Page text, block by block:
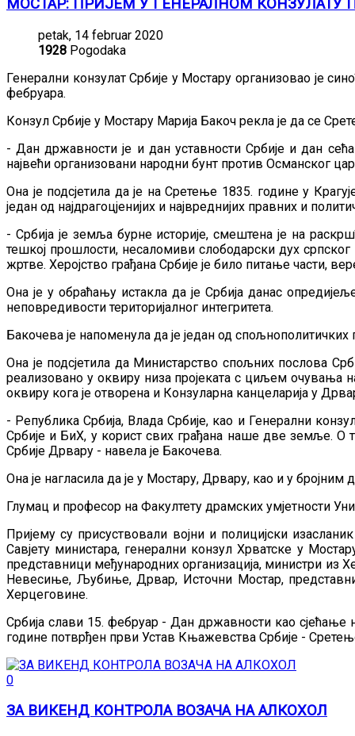
МОСТАР: ПРИЈЕМ У ГЕНЕРАЛНОМ
petak, 14 februar 2020
1928 Pogodaka
Генерални конзулат Србије у Мостару организовао је
фебруара.
Конзул Србије у Мостару Марија Бакоч рекла је да се
- Дан државности је и дан уставности Србије и дан
највећи организовани народни бунт против Османског
Она је подсјетила да је на Сретење 1835. године у
један од најдрагоцјенијих и највреднијих правних и
- Србија је земља бурне историје, смештена је на
тешкој прошлости, несаломиви слободарски дух српског
жртве. Херојство грађана Србије је било питање части,
Она је у обраћању истакла да је Србија данас
неповредивости територијалног интегритета.
Бакочева је напоменула да је један од
Она је подсјетила да Министарство спољних послова
реализовано у оквиру низа пројеката с циљем очувања
оквиру кога је отворена и Конзуларна канцеларија у
- Република Србија, Влада Србије, као и Генерални
Србије и БиХ, у корист свих грађана наше две земље. О
Србије Дрвару - навела је Бакочева.
Она је нагласила да је у Мостару, Дрвару, као и у
Глумац и професор на Факултету драмских умјетности
Пријему су присуствовали војни и полицијски
Савјету министара, генерални конзул Хрватске у
представници међународних организација, министри
Невесиње, Љубиње, Дрвар, Источни Мостар,
Херцеговине.
Србија слави 15. фебруар - Дан државности као сјећање
године потврђен први Устав Књажевства Србије -
0
ЗА ВИКЕНД КОНТРОЛА ВОЗАЧА НА АЛКОХОЛ